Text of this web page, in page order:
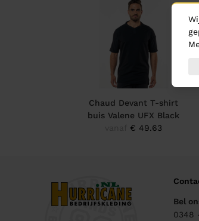
Chaud Devant T-shirt
buis Valene UFX Black
€ 49.63
Bel
0348